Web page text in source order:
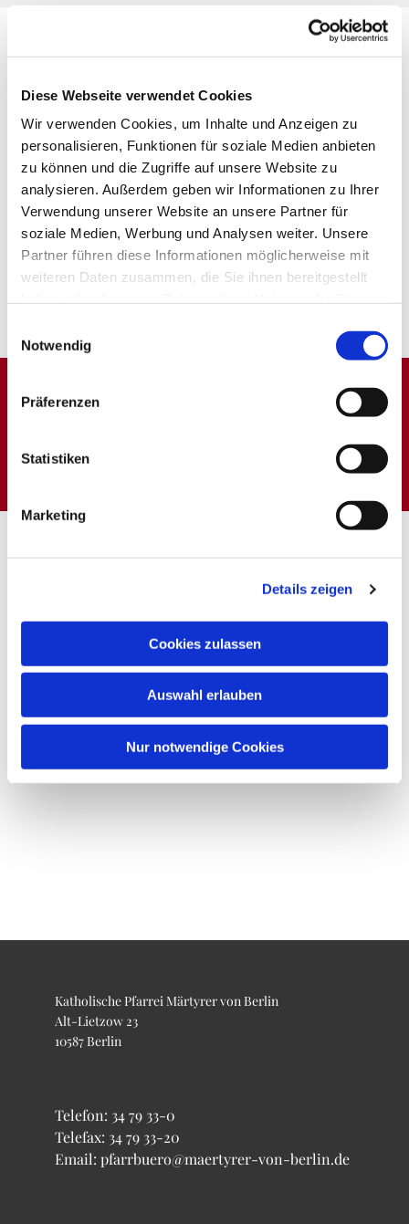
Diese Webseite verwendet Cookies
Wir verwenden Cookies, um Inhalte und Anzeigen zu
personalisieren, Funktionen für soziale Medien anbieten
zu können und die Zugriffe auf unsere Website zu
analysieren. Außerdem geben wir Informationen zu Ihrer
Verwendung unserer Website an unsere Partner für
soziale Medien, Werbung und Analysen weiter. Unsere
Partner führen diese Informationen möglicherweise mit
weiteren Daten zusammen, die Sie ihnen bereitgestellt
Notwendig
Präferenzen
Statistiken
Marketing
Details zeigen
Cookies zulassen
Auswahl erlauben
Nur notwendige Cookies
Katholische Pfarrei Märtyrer von Berlin
Alt-Lietzow 23
10587 Berlin
Telefon: 34 79 33-0
Telefax: 34 79 33-20
Email: pfarrbuero@maertyrer-von-berlin.de